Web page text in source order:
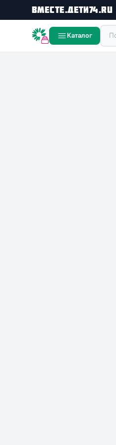
Вместе.Дети74.ru
Вместе дешевле
Каталог